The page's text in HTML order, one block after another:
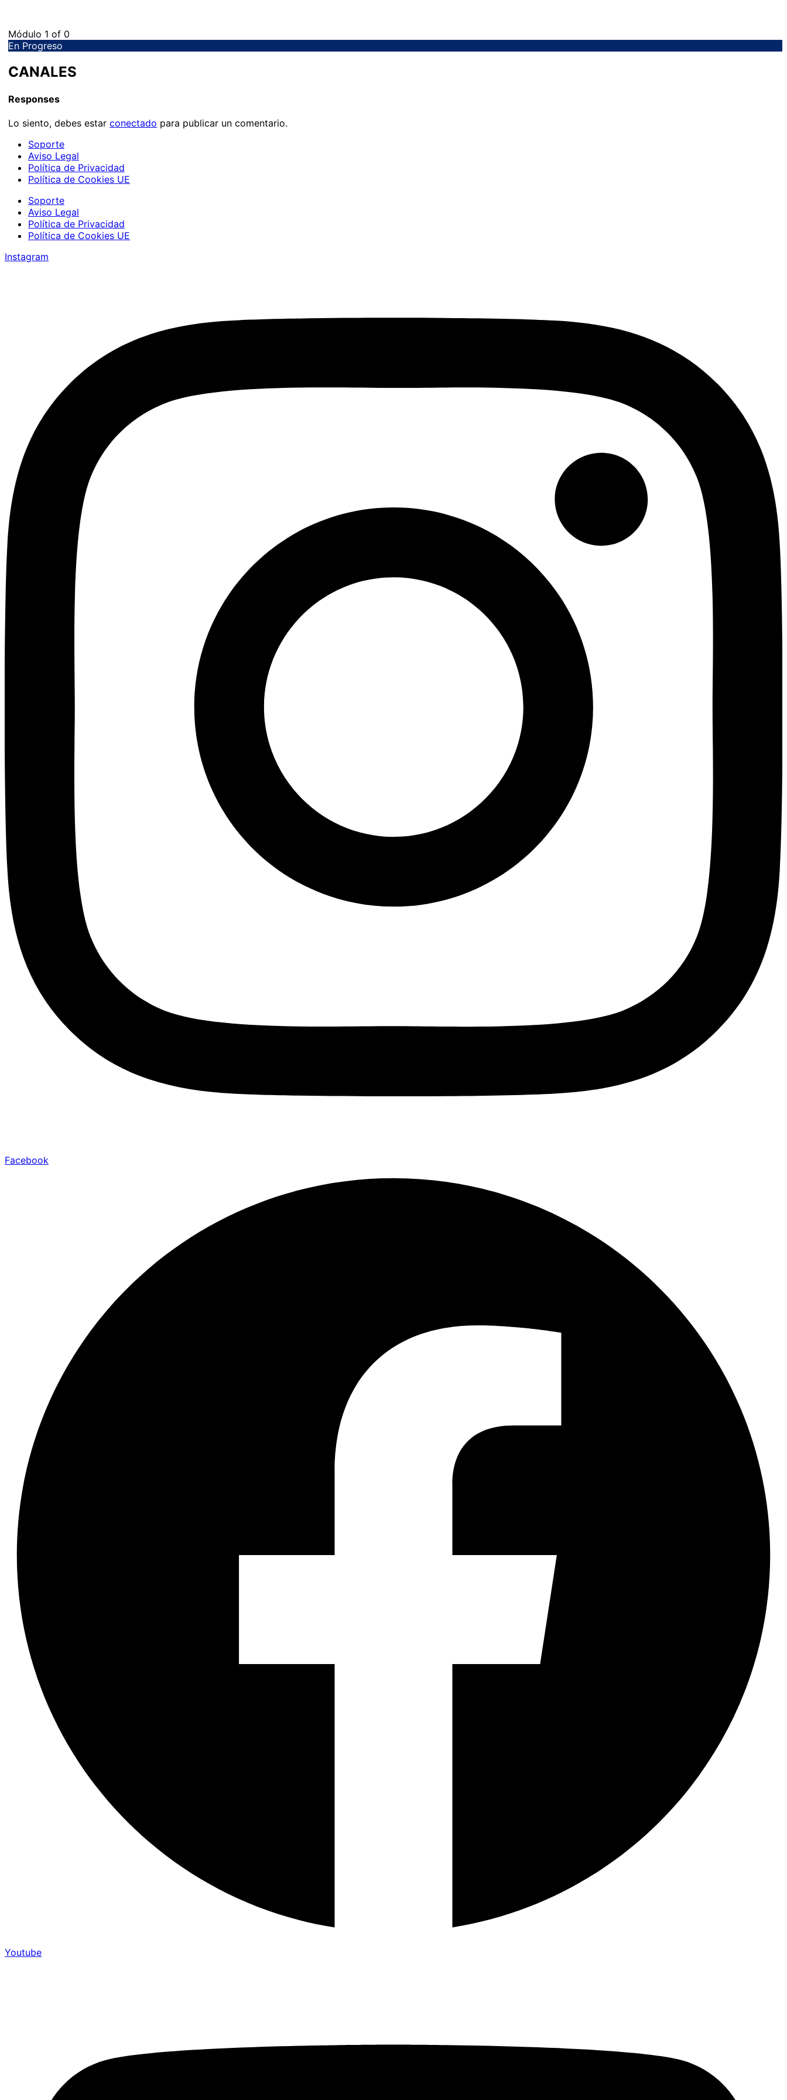
Módulo 1of 0
En Progreso
CANALES
Responses
Lo siento, debes estarconectado para publicar un comentario.
Soporte
Aviso Legal
Política de Privacidad
Política de Cookies UE
Soporte
Aviso Legal
Política de Privacidad
Política de Cookies UE
Instagram
Facebook
Youtube